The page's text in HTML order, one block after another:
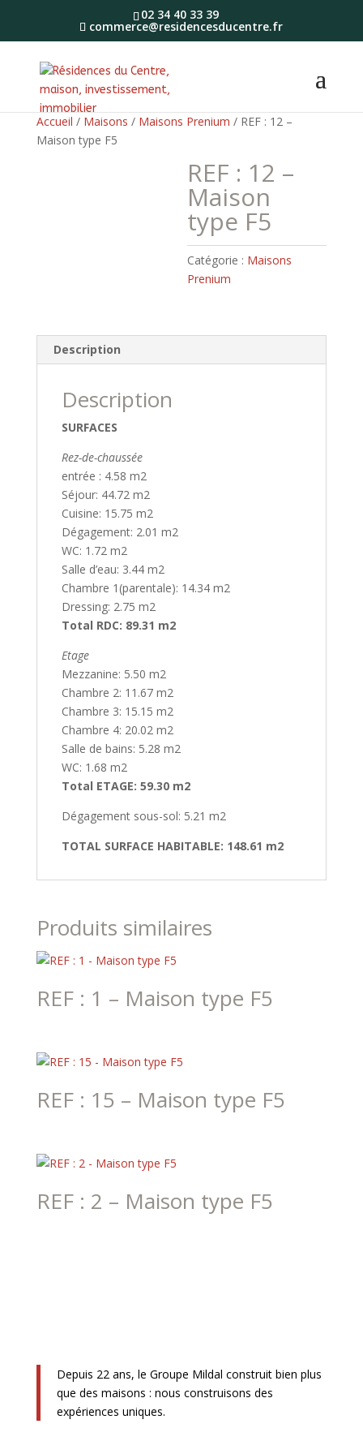
02 34 40 33 39
commerce@residencesducentre.fr
Accueil / Maisons / Maisons Prenium / REF : 12 –
Maison type F5
REF : 12 –
Maison
type F5
Catégorie : Maisons
Prenium
Description
Description
SURFACES
Rez-de-chaussée
entrée : 4.58 m2
Séjour: 44.72 m2
Cuisine: 15.75 m2
Dégagement: 2.01 m2
WC: 1.72 m2
Salle d’eau: 3.44 m2
Chambre 1(parentale): 14.34 m2
Dressing: 2.75 m2
Total RDC: 89.31 m2
Etage
Mezzanine: 5.50 m2
Chambre 2: 11.67 m2
Chambre 3: 15.15 m2
Chambre 4: 20.02 m2
Salle de bains: 5.28 m2
WC: 1.68 m2
Total ETAGE: 59.30 m2
Dégagement sous-sol: 5.21 m2
TOTAL SURFACE HABITABLE: 148.61 m2
Produits similaires
REF : 1 – Maison type F5
REF : 15 – Maison type F5
REF : 2 – Maison type F5
Depuis 22 ans, le Groupe Mildal construit bien plus
que des maisons : nous construisons des
expériences uniques.